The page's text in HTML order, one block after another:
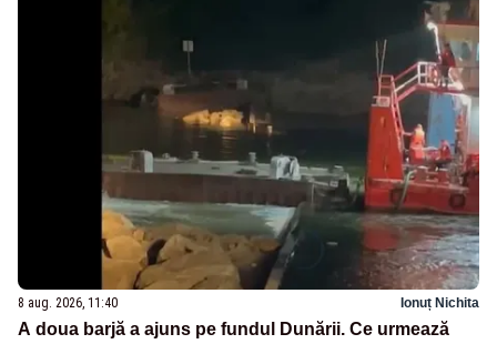
8 aug. 2026, 11:40 Ionuț Nichita
A doua barjă a ajuns pe fundul Dunării. Ce urmează